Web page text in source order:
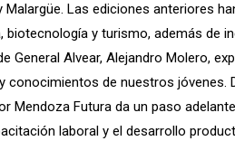
Malargüe. Las ediciones anteriores
y turismo, además de
General Alvear, Alejandro Molero,
conocimientos de nuestros jóvenes.
Mendoza Futura da un paso
laboral y el desarrollo